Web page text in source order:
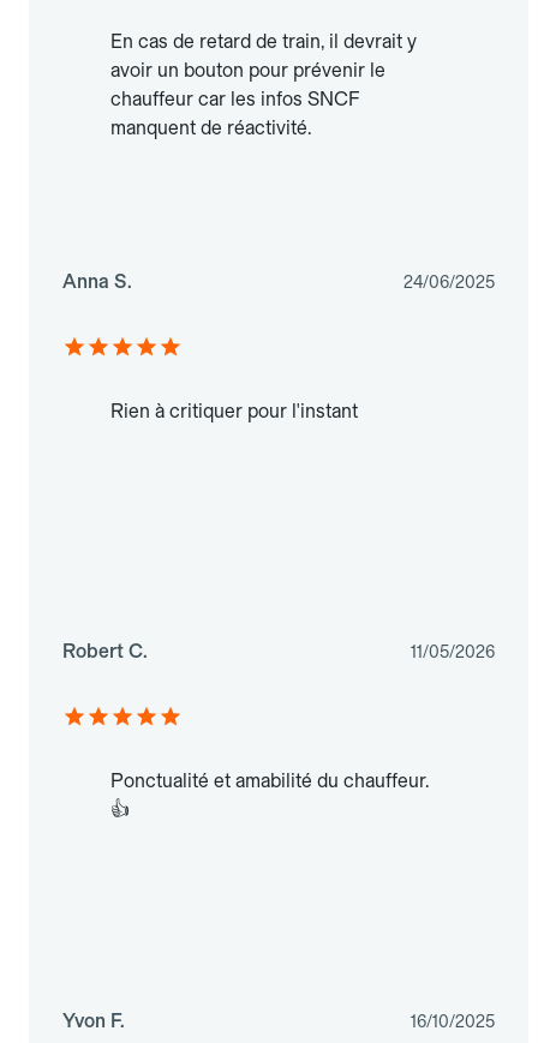
En cas de retard de train, il devrait y
avoir un bouton pour prévenir le
chauffeur car les infos SNCF
manquent de réactivité.
Anna S. 24/06/2025
Rien à critiquer pour l'instant
Robert C. 11/05/2026
Ponctualité et amabilité du chauffeur.
👍
Yvon F. 16/10/2025